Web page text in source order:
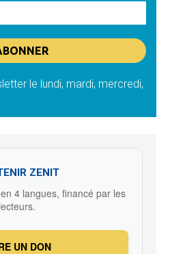
le lundi, mardi, mercredi,
ZENIT
4 langues, financé par les
lecteurs.
UN DON